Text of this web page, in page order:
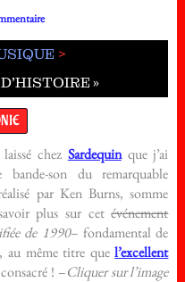
»
chez Sardequinque j’ai
son du remarquable
par Ken Burns, somme
plus sur cetévénement
de 1990– fondamental de
au même titre quel’excellent
! –Cliquer sur l’image